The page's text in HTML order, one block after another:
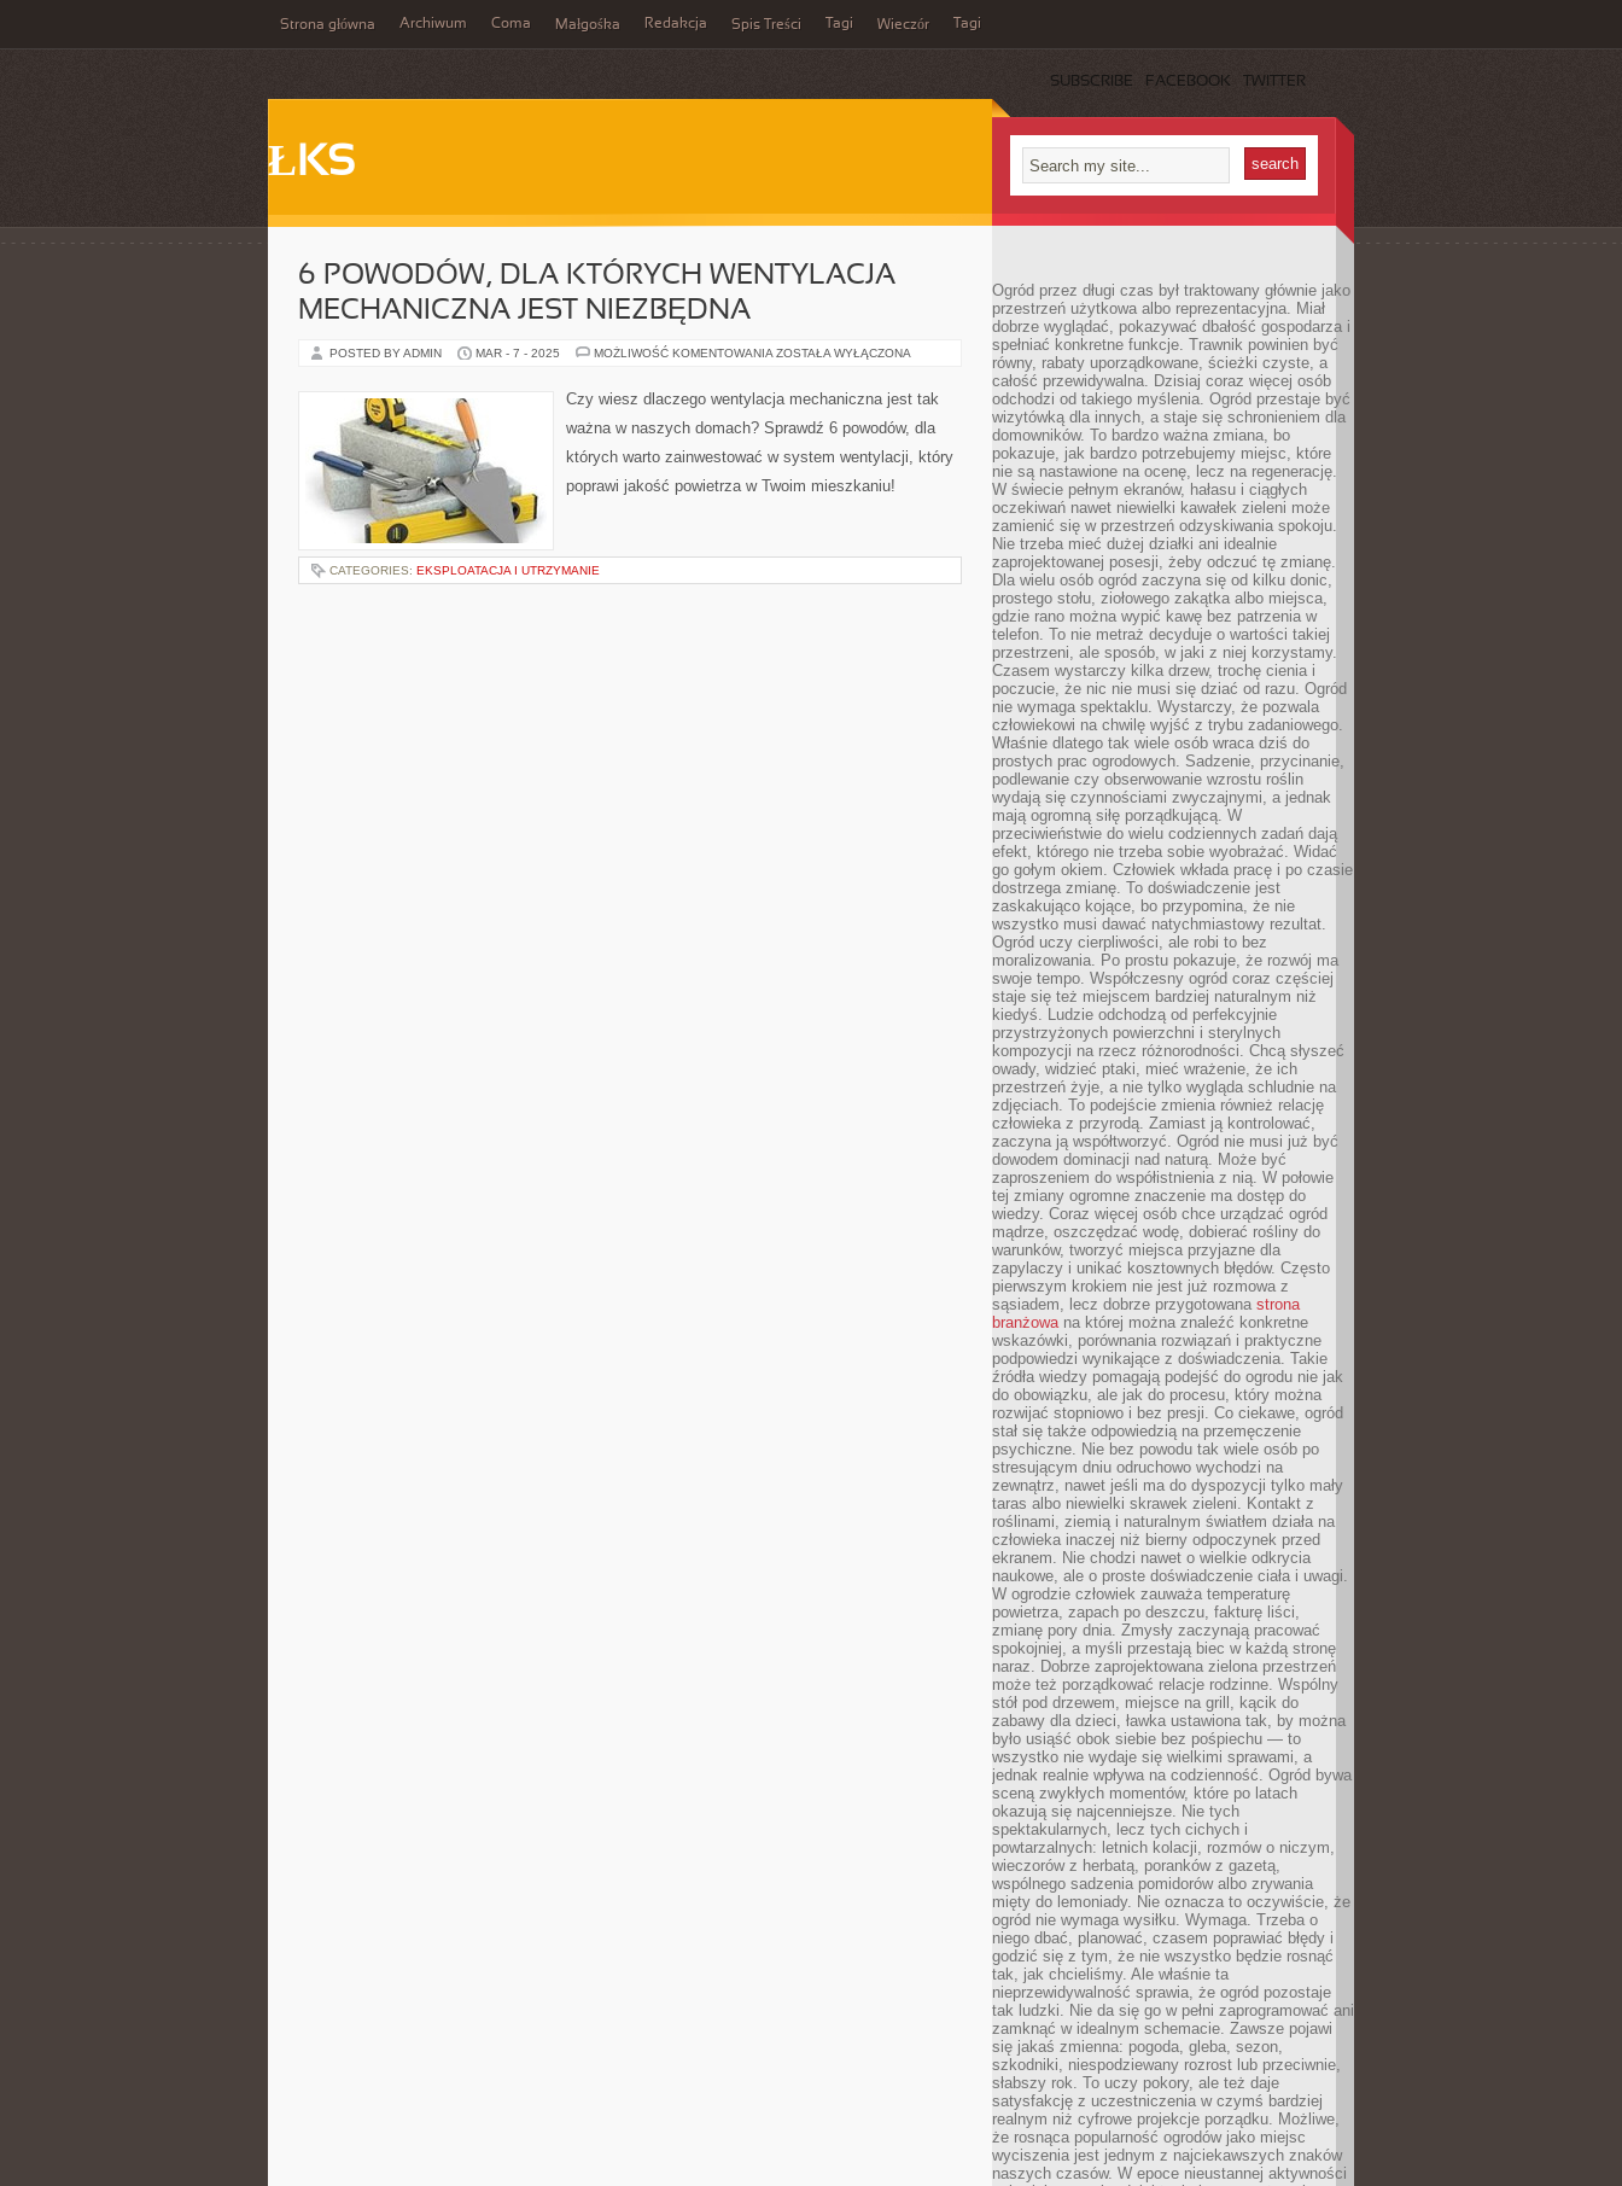
Strona główna Archiwum Coma Małgośka Redakcja Spis Treści Tagi Wieczór Tagi
SUBSCRIBE FACEBOOK TWITTER
ŁKS
6 POWODÓW, DLA KTÓRYCH WENTYLACJA
MECHANICZNA JEST NIEZBĘDNA
POSTED BY ADMIN MAR - 7 - 2025 MOŻLIWOŚĆ KOMENTOWANIA 6
KTÓRYCH
WENTYLACJA
JEST
ZOSTAŁA WYŁĄCZONA
Czy wiesz dlaczego wentylacja mechaniczna jest tak
ważna w naszych domach? Sprawdź 6 powodów, dla
których warto zainwestować w system wentylacji, który
poprawi jakość powietrza w Twoim mieszkaniu!
CATEGORIES: EKSPLOATACJA I UTRZYMANIE
Ogród przez długi czas był traktowany głównie jako
przestrzeń użytkowa albo reprezentacyjna. Miał
dobrze wyglądać, pokazywać dbałość gospodarza i
spełniać konkretne funkcje. Trawnik powinien być
równy, rabaty uporządkowane, ścieżki czyste, a
całość przewidywalna. Dzisiaj coraz więcej osób
odchodzi od takiego myślenia. Ogród przestaje być
wizytówką dla innych, a staje się schronieniem dla
domowników. To bardzo ważna zmiana, bo
pokazuje, jak bardzo potrzebujemy miejsc, które
nie są nastawione na ocenę, lecz na regenerację.
W świecie pełnym ekranów, hałasu i ciągłych
oczekiwań nawet niewielki kawałek zieleni może
zamienić się w przestrzeń odzyskiwania spokoju.
Nie trzeba mieć dużej działki ani idealnie
zaprojektowanej posesji, żeby odczuć tę zmianę.
Dla wielu osób ogród zaczyna się od kilku donic,
prostego stołu, ziołowego zakątka albo miejsca,
gdzie rano można wypić kawę bez patrzenia w
telefon. To nie metraż decyduje o wartości takiej
przestrzeni, ale sposób, w jaki z niej korzystamy.
Czasem wystarczy kilka drzew, trochę cienia i
poczucie, że nic nie musi się dziać od razu. Ogród
nie wymaga spektaklu. Wystarczy, że pozwala
człowiekowi na chwilę wyjść z trybu zadaniowego.
Właśnie dlatego tak wiele osób wraca dziś do
prostych prac ogrodowych. Sadzenie, przycinanie,
podlewanie czy obserwowanie wzrostu roślin
wydają się czynnościami zwyczajnymi, a jednak
mają ogromną siłę porządkującą. W
przeciwieństwie do wielu codziennych zadań dają
efekt, którego nie trzeba sobie wyobrażać. Widać
go gołym okiem. Człowiek wkłada pracę i po czasie
dostrzega zmianę. To doświadczenie jest
zaskakująco kojące, bo przypomina, że nie
wszystko musi dawać natychmiastowy rezultat.
Ogród uczy cierpliwości, ale robi to bez
moralizowania. Po prostu pokazuje, że rozwój ma
swoje tempo. Współczesny ogród coraz częściej
staje się też miejscem bardziej naturalnym niż
kiedyś. Ludzie odchodzą od perfekcyjnie
przystrzyżonych powierzchni i sterylnych
kompozycji na rzecz różnorodności. Chcą słyszeć
owady, widzieć ptaki, mieć wrażenie, że ich
przestrzeń żyje, a nie tylko wygląda schludnie na
zdjęciach. To podejście zmienia również relację
człowieka z przyrodą. Zamiast ją kontrolować,
zaczyna ją współtworzyć. Ogród nie musi już być
dowodem dominacji nad naturą. Może być
zaproszeniem do współistnienia z nią. W połowie
tej zmiany ogromne znaczenie ma dostęp do
wiedzy. Coraz więcej osób chce urządzać ogród
mądrze, oszczędzać wodę, dobierać rośliny do
warunków, tworzyć miejsca przyjazne dla
zapylaczy i unikać kosztownych błędów. Często
pierwszym krokiem nie jest już rozmowa z
sąsiadem, lecz dobrze przygotowana strona
branżowana której można znaleźć konkretne
wskazówki, porównania rozwiązań i praktyczne
podpowiedzi wynikające z doświadczenia. Takie
źródła wiedzy pomagają podejść do ogrodu nie jak
do obowiązku, ale jak do procesu, który można
rozwijać stopniowo i bez presji. Co ciekawe, ogród
stał się także odpowiedzią na przemęczenie
psychiczne. Nie bez powodu tak wiele osób po
stresującym dniu odruchowo wychodzi na
zewnątrz, nawet jeśli ma do dyspozycji tylko mały
taras albo niewielki skrawek zieleni. Kontakt z
roślinami, ziemią i naturalnym światłem działa na
człowieka inaczej niż bierny odpoczynek przed
ekranem. Nie chodzi nawet o wielkie odkrycia
naukowe, ale o proste doświadczenie ciała i uwagi.
W ogrodzie człowiek zauważa temperaturę
powietrza, zapach po deszczu, fakturę liści,
zmianę pory dnia. Zmysły zaczynają pracować
spokojniej, a myśli przestają biec w każdą stronę
naraz. Dobrze zaprojektowana zielona przestrzeń
może też porządkować relacje rodzinne. Wspólny
stół pod drzewem, miejsce na grill, kącik do
zabawy dla dzieci, ławka ustawiona tak, by można
było usiąść obok siebie bez pośpiechu — to
wszystko nie wydaje się wielkimi sprawami, a
jednak realnie wpływa na codzienność. Ogród bywa
sceną zwykłych momentów, które po latach
okazują się najcenniejsze. Nie tych
spektakularnych, lecz tych cichych i
powtarzalnych: letnich kolacji, rozmów o niczym,
wieczorów z herbatą, poranków z gazetą,
wspólnego sadzenia pomidorów albo zrywania
mięty do lemoniady. Nie oznacza to oczywiście, że
ogród nie wymaga wysiłku. Wymaga. Trzeba o
niego dbać, planować, czasem poprawiać błędy i
godzić się z tym, że nie wszystko będzie rosnąć
tak, jak chcieliśmy. Ale właśnie ta
nieprzewidywalność sprawia, że ogród pozostaje
tak ludzki. Nie da się go w pełni zaprogramować ani
zamknąć w idealnym schemacie. Zawsze pojawi
się jakaś zmienna: pogoda, gleba, sezon,
szkodniki, niespodziewany rozrost lub przeciwnie,
słabszy rok. To uczy pokory, ale też daje
satysfakcję z uczestniczenia w czymś bardziej
realnym niż cyfrowe projekcje porządku. Możliwe,
że rosnąca popularność ogrodów jako miejsc
wyciszenia jest jednym z najciekawszych znaków
naszych czasów. W epoce nieustannej aktywności